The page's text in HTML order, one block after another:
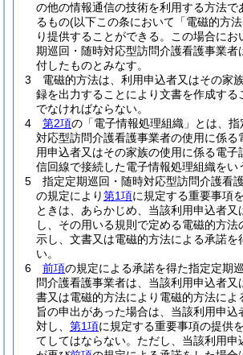
の他の情報通信の技術を利用する方法で
るもの(以下この条において「電磁的方
り提供することができる。
この場合にお
期巡回・随時対応型訪問介護看護事業者
付したものとみなす。
3
電磁的方法は、利用申込者又はその家
録を出力することにより文書を作成する
でなければならない。
4
第2項の「電子情報処理組織」とは、
対応型訪問介護看護事業者の使用に係る
用申込者又はその家族の使用に係る電子
信回線で接続した電子情報処理組織をい
5
指定定期巡回・随時対応型訪問介護看護
の規定により第1項に規定する重要事項
ときは、あらかじめ、当該利用申込者又
し、その用いる規則で定める電磁的方法
示し、文書又は電磁的方法による承諾を
い。
6
前項の規定による承諾を得た指定定期
問介護看護事業者は、当該利用申込者又
書又は電磁的方法により電磁的方法によ
旨の申出があった場合は、当該利用申込
対し、 第1項に規定する重要事項の提供
てしてはならない。 ただし、当該利用申